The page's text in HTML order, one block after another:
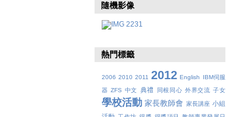
隨機影像
熱門標籤
2006 2010 2011 2012 English
IBM伺服
器 ZFS 中文 典禮 同根同心 外界交流 子女
學校活動 家長教師會 家長講座 小組